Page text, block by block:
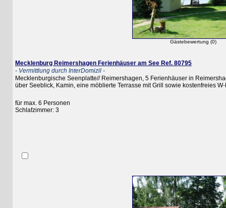
Gästebewertung (0)
Mecklenburg Reimershagen Ferienhäuser am See Ref. 80795
- Vermittlung durch InterDomizil -
Mecklenburgische Seenplatte// Reimershagen, 5 Ferienhäuser in
über Seeblick, Kamin, eine möblierte Terrasse mit Grill sowie kostenfreies W-LAN
für max. 6 Personen
Schlafzimmer: 3